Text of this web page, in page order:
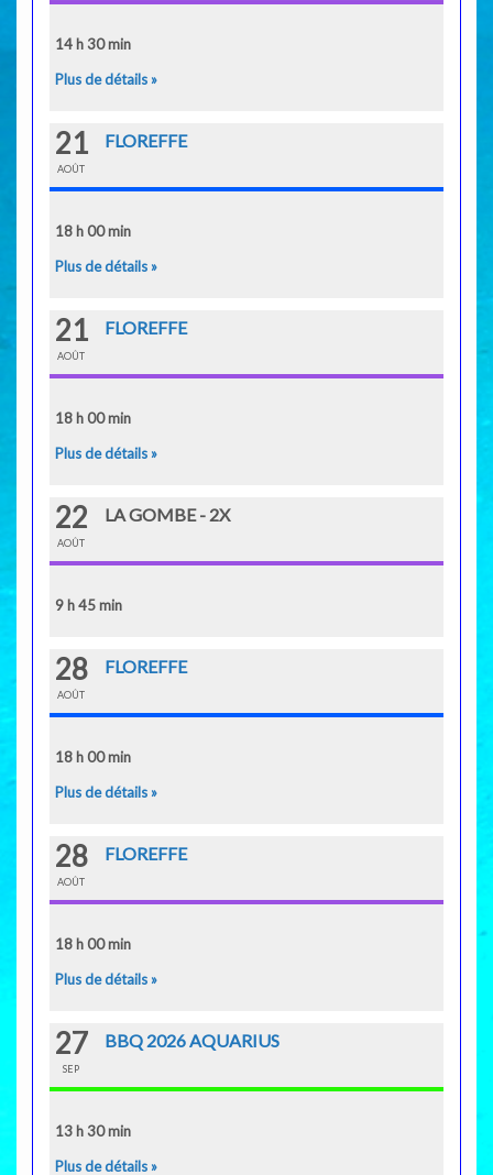
14 h 30 min
Plus de détails »
21
AOÛT
FLOREFFE
18 h 00 min
Plus de détails »
21
AOÛT
FLOREFFE
18 h 00 min
Plus de détails »
22
AOÛT
LA GOMBE - 2X
9 h 45 min
28
AOÛT
FLOREFFE
18 h 00 min
Plus de détails »
28
AOÛT
FLOREFFE
18 h 00 min
Plus de détails »
27
SEP
BBQ 2026 AQUARIUS
13 h 30 min
Plus de détails »